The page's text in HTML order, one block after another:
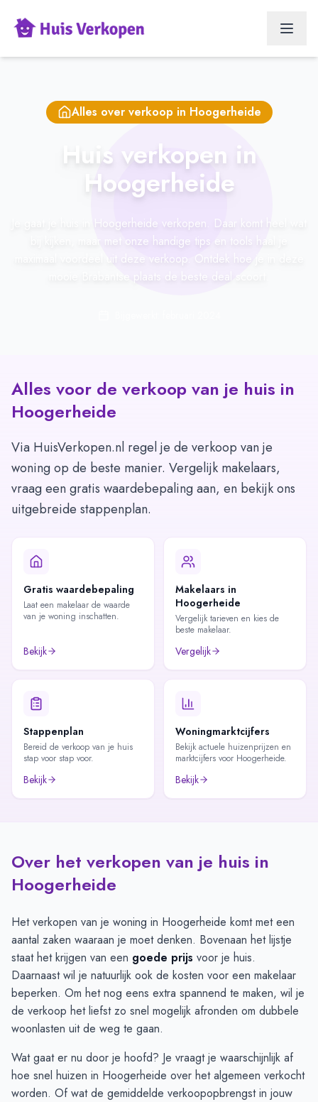
Alles over verkoop in Hoogerheide
Huis verkopen in
Hoogerheide
Je gaat je huis in Hoogerheide verkopen. Daar komt heel wat
bij kijken, maar met onze handige tips en tools haal je
maximaal voordeel uit deze verkoop. Ontdek hoe je in deze
mooie Brabantse plaats de beste deal scoort.
Alles voor de verkoop van je huis in
Hoogerheide
Via HuisVerkopen.nl regel je de verkoop van je
woning op de beste manier. Vergelijk makelaars,
vraag een gratis waardebepaling aan, en bekijk ons
uitgebreide stappenplan.
Gratis waardebepaling
Laat een makelaar de waarde
van je woning inschatten.
Bekijk
Makelaars in
Hoogerheide
Vergelijk tarieven en kies de
beste makelaar.
Vergelijk
Stappenplan
Bereid de verkoop van je huis
stap voor stap voor.
Bekijk
Woningmarktcijfers
Bekijk actuele huizenprijzen en
marktcijfers voor Hoogerheide.
Bekijk
Over het verkopen van je huis in
Hoogerheide
Het verkopen van je woning in Hoogerheide komt met een
aantal zaken waaraan je moet denken. Bovenaan het lijstje
staat het krijgen van een goede prijs voor je huis.
Daarnaast wil je natuurlijk ook de kosten voor een makelaar
beperken. Om het nog eens extra spannend te maken, wil je
de verkoop het liefst zo snel mogelijk afronden om dubbele
woonlasten uit de weg te gaan.
Wat gaat er nu door je hoofd? Je vraagt je waarschijnlijk af
hoe snel huizen in Hoogerheide over het algemeen verkocht
worden. Of wat de gemiddelde verkoopopbrengst in jouw